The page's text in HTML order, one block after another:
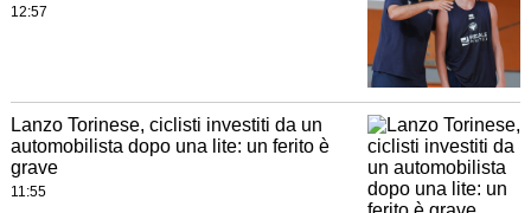
12:57
Lanzo Torinese, ciclisti investiti da un
automobilista dopo una lite: un ferito è
grave
11:55